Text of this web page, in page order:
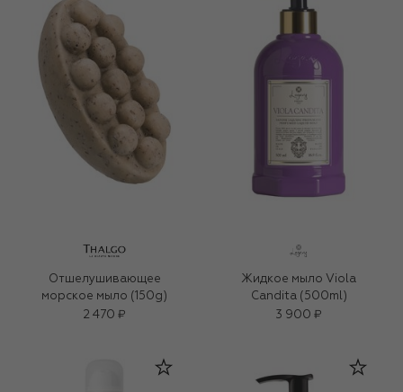
Отшелушивающее
морское мыло (150g)
2 470 ₽
Жидкое мыло Viola
Candita (500ml)
3 900 ₽